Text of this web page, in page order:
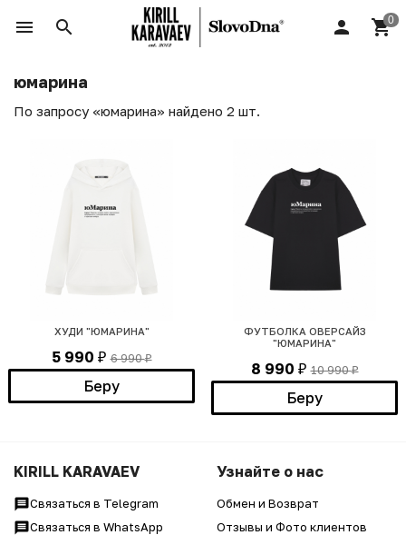
юмарина
По запросу «юмарина» найдено 2 шт.
ХУДИ "ЮМАРИНА"
5 990 ₽ 6 990₽
Беру
ФУТБОЛКА ОВЕРСАЙЗ
"ЮМАРИНА"
8 990 ₽ 10 990₽
Беру
KIRILL KARAVAEV
Связаться в Telegram
Связаться в WhatsApp
Узнайте о нас
Обмен и Возврат
Отзывы и Фото клиентов